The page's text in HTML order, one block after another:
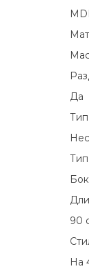
Да
Тип
90
На